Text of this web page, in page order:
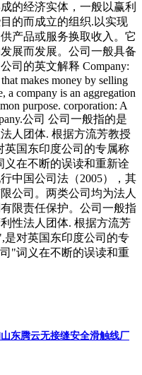
的经济实体，一般以赢利
的而成立的组织.以实现
产品或服务换取收入。它
展而发展。公司一般具备
司的英文解释 Company:
makes money by selling
a company is an aggregation
purpose. corporation: A
公司 公司一般指的是
人团体. 根据方流芳教授
国东印度公司的专属称
在不断的误读和重新诠
中国公司法（2005），其
公司。两类公司均为法人
限责任保护。公司一般指
性法人团体. 根据方流芳
对英国东印度公司的专
"词义在不断的误读和重
东腾云无接缝安全滑触线厂